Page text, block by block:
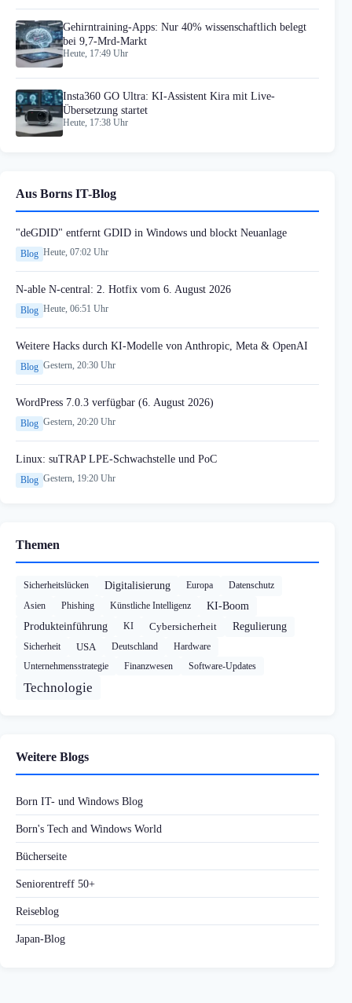
Gehirntraining-Apps: Nur 40% wissenschaftlich belegt
bei 9,7-Mrd-Markt
Heute, 17:49 Uhr
Insta360 GO Ultra: KI-Assistent Kira mit Live-
Übersetzung startet
Heute, 17:38 Uhr
Aus Borns IT-Blog
"deGDID" entfernt GDID in Windows und blockt Neuanlage
Blog Heute, 07:02 Uhr
N-able N-central: 2. Hotfix vom 6. August 2026
Blog Heute, 06:51 Uhr
Weitere Hacks durch KI-Modelle von Anthropic, Meta & OpenAI
Blog Gestern, 20:30 Uhr
WordPress 7.0.3 verfügbar (6. August 2026)
Blog Gestern, 20:20 Uhr
Linux: suTRAP LPE-Schwachstelle und PoC
Blog Gestern, 19:20 Uhr
Themen
Sicherheitslücken Digitalisierung Europa
Datenschutz
Asien
Phishing Künstliche Intelligenz
KI-Boom
Produkteinführung
KI Cybersicherheit Regulierung
Sicherheit USA Deutschland
Hardware
Unternehmensstrategie
Finanzwesen Software-Updates
Technologie
Weitere Blogs
Born IT- und Windows Blog
Born's Tech and Windows World
Bücherseite
Seniorentreff 50+
Reiseblog
Japan-Blog